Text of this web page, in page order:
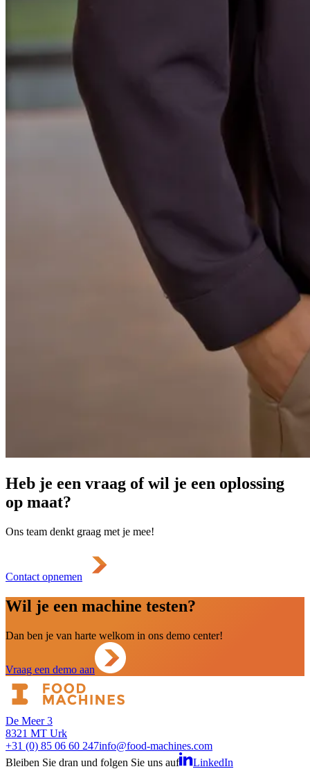
Heb je een vraag of wil je een oplossing
op maat?
Ons team denkt graag met je mee!
Contact opnemen
Wil je een machine testen?
Dan ben je van harte welkom in ons demo center!
Vraag een demo aan
De Meer 3
8321 MT Urk
+31 (0) 85 06 60 247info@food-machines.com
Bleiben Sie dran und folgen Sie uns auf
LinkedIn